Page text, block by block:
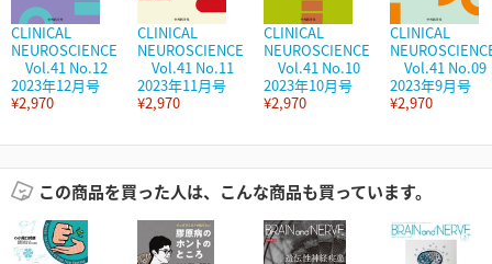
CLINICAL
NEUROSCIENCE
Vol.41 No.12
2023年12月号
¥2,970
CLINICAL
NEUROSCIENCE
Vol.41 No.11
2023年11月号
¥2,970
CLINICAL
NEUROSCIENCE
Vol.41 No.10
2023年10月号
¥2,970
CLINICAL
Vol.41 No.09
2023年9月号
¥2,970
この商品を買った人は、こんな商品も買っています。